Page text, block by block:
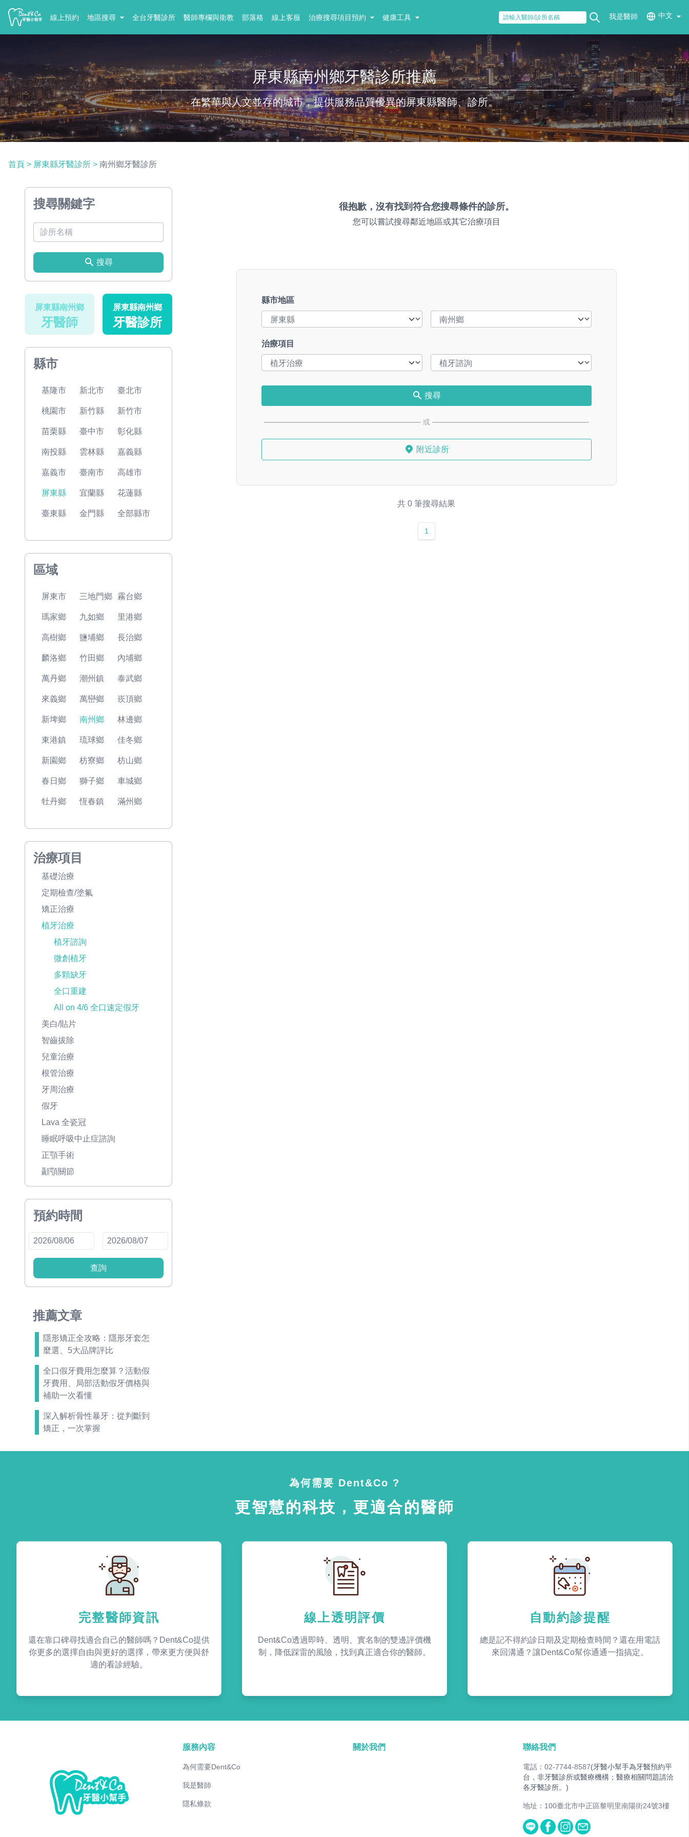
線上預約 地區搜尋 全台牙醫診所 醫師專欄與衛教 部落格 線上客服 治療搜尋項目預約 健康工具 我是醫師 中文
屏東縣南州鄉牙醫診所推薦
在繁華與人文並存的城市，提供服務品質優異的屏東縣醫師、診所。
首頁 > 屏東縣牙醫診所 > 南州鄉牙醫診所
搜尋關鍵字
搜尋
屏東縣南州鄉
牙醫師
屏東縣南州鄉
牙醫診所
縣市
基隆市 新北市 臺北市
桃園市 新竹縣 新竹市
苗栗縣 臺中市 彰化縣
南投縣 雲林縣 嘉義縣
嘉義市 臺南市 高雄市
屏東縣 宜蘭縣 花蓮縣
臺東縣 金門縣 全部縣市
區域
屏東市 三地門鄉 霧台鄉
瑪家鄉 九如鄉 里港鄉
高樹鄉 鹽埔鄉 長治鄉
麟洛鄉 竹田鄉 內埔鄉
萬丹鄉 潮州鎮 泰武鄉
來義鄉 萬巒鄉 崁頂鄉
新埤鄉 南州鄉 林邊鄉
東港鎮 琉球鄉 佳冬鄉
新園鄉 枋寮鄉 枋山鄉
春日鄉 獅子鄉 車城鄉
牡丹鄉 恆春鎮 滿州鄉
治療項目
基礎治療
定期檢查/塗氟
矯正治療
植牙治療
植牙諮詢
微創植牙
多顆缺牙
全口重建
All on 4/6 全口速定假牙
美白/貼片
智齒拔除
兒童治療
根管治療
牙周治療
假牙
Lava 全瓷冠
睡眠呼吸中止症諮詢
正顎手術
顳顎關節
預約時間
查詢
推薦文章
隱形矯正全攻略：隱形牙套怎
麼選、5大品牌評比
全口假牙費用怎麼算？活動假
牙費用、局部活動假牙價格與
補助一次看懂
深入解析骨性暴牙：從判斷到
矯正，一次掌握
很抱歉，沒有找到符合您搜尋條件的診所。
您可以嘗試搜尋鄰近地區或其它治療項目
縣市地區
治療項目
搜尋
或
附近診所
共 0 筆搜尋結果
1
為何需要 Dent&Co ?
更智慧的科技，更適合的醫師
完整醫師資訊
還在靠口碑尋找適合自己的醫師嗎？Dent&Co提供
你更多的選擇自由與更好的選擇，帶來更方便與舒
適的看診經驗。
線上透明評價
Dent&Co透過即時、透明、實名制的雙邊評價機
制，降低踩雷的風險，找到真正適合你的醫師。
自動約診提醒
總是記不得約診日期及定期檢查時間？還在用電話
來回溝通？讓Dent&Co幫你通通一指搞定。
服務內容
為何需要Dent&Co
我是醫師
隱私條款
關於我們 聯絡我們
電話：02-7744-8587(牙醫小幫手為牙醫預約平
台，非牙醫診所或醫療機構；醫療相關問題請洽
各牙醫診所。)
地址：100臺北市中正區黎明里南陽街24號3樓